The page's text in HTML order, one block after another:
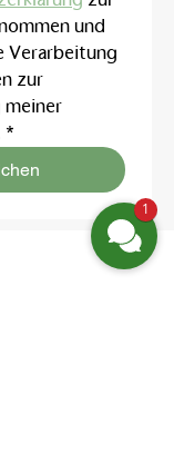
und
Verarbeitung
zur
meiner
*
1